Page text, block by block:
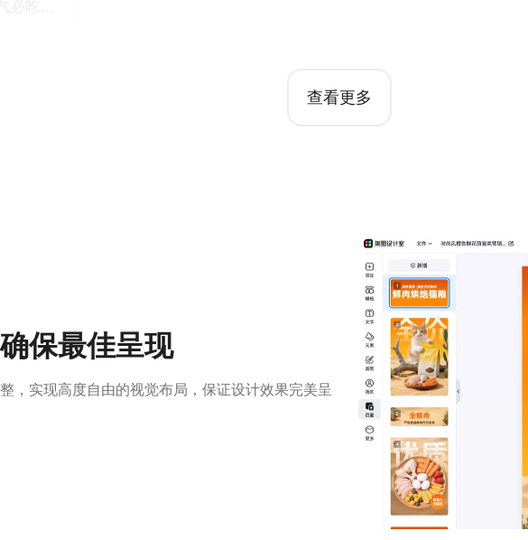
查看更多
保最佳呈现
，实现高度自由的视觉布局，保证设计效果完美呈